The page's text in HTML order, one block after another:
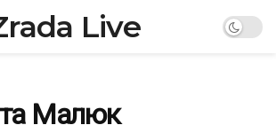
Live
Малюк